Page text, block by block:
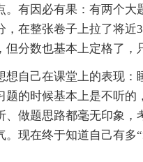
。有因必有果：有两个大
，在整张卷子上拉了将近
分数也基本上定格了，
想自己在课堂上的表现：
题的时候基本上是不听的
、做题思路都毫无印象，
。现在终于知道自己有多